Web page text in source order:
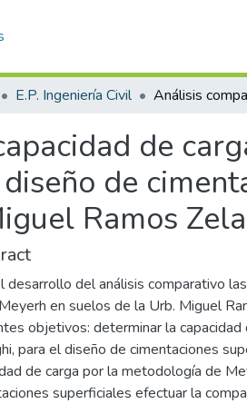
E.P. Ingeniería Civil
de
de
Ramos
desarrollo del análisis comparativo
en suelos de la Urb. Miguel
objetivos: determinar la
para el diseño de cimentaciones
de carga por la metodología de
superficiales efectuar la